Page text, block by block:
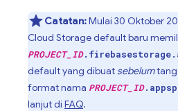
Catatan:Mulai 30 Oktober
Cloud Storagedefault baru
PROJECT_ID
default yang dibuat sebelum
format nama PROJECT_ID
lanjut di FAQ.